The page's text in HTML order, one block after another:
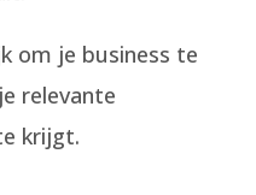
om je business te
relevante
krijgt.